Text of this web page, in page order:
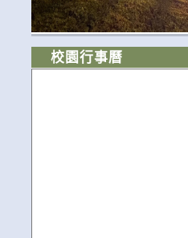
校園行事曆